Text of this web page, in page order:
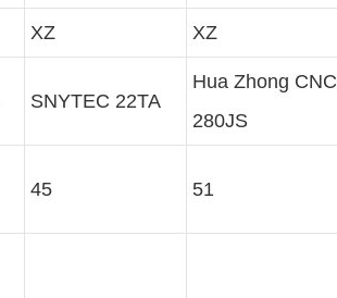
XZ XZ
SNYTEC 22TA
Hua Zhong CNC
280JS
45 51